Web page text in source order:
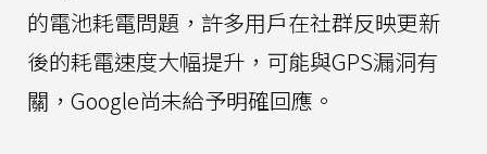
的電池耗電問題，許多用戶在社群反映更新
後的耗電速度大幅提升，可能與GPS漏洞有
關，Google尚未給予明確回應。